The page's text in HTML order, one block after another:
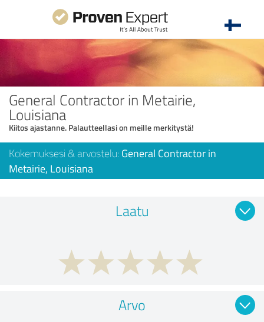
General Contractor in Metairie,
Louisiana
Kiitos ajastanne. Palautteellasi on meille merkitystä!
Kokemuksesi & arvostelu: General Contractor in
Metairie, Louisiana
Laatu
Arvo